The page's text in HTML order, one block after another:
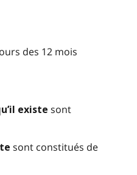
des 12 mois
existe sont
sont constitués de